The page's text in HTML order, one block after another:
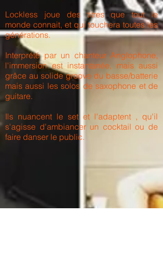
Lockless joue des titres que tout le
monde connait, et qui touchera toutes les
générations.
Interprété par un chanteur Anglophone,
l'immersion est instantanée, mais aussi
grâce au solide groove du basse/batterie
mais aussi les solos de saxophone et de
guitare.
Ils nuancent le set et l'adaptent , qu'il
s'agisse d'ambiancer un cocktail ou de
faire danser le public.